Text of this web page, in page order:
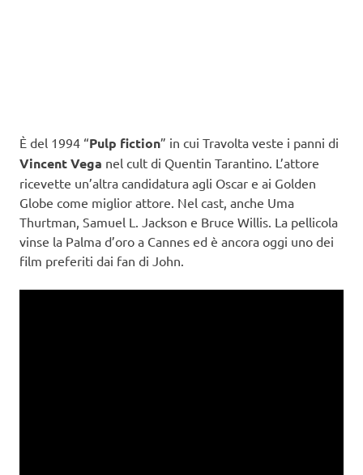
È del 1994 “Pulp fiction” in cui Travolta veste i panni di
Vincent Vega nel cult di Quentin Tarantino. L’attore
ricevette un’altra candidatura agli Oscar e ai Golden
Globe come miglior attore. Nel cast, anche Uma
Thurtman, Samuel L. Jackson e Bruce Willis. La pellicola
vinse la Palma d’oro a Cannes ed è ancora oggi uno dei
film preferiti dai fan di John.